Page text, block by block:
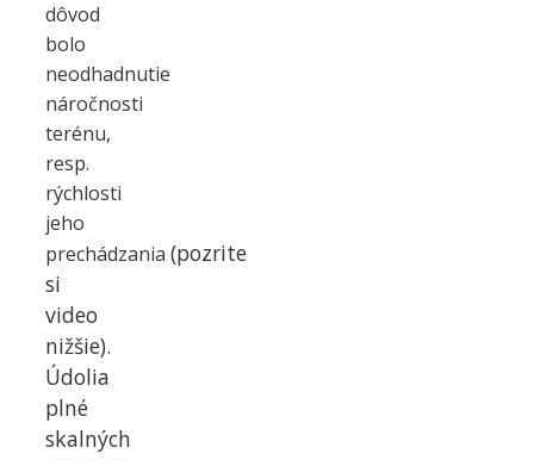
dôvod
bolo
neodhadnutie
náročnosti
terénu,
resp.
rýchlosti
jeho
prechádzania (pozrite
si
video
nižšie).
Údolia
plné
skalných